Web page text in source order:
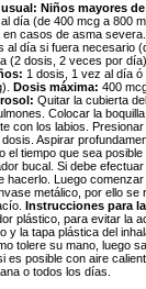
Niños mayores
día (de 400 mcg a 800
casos de asma severa.
al día si fuera necesario
(2 dosis, 2 veces por
1 dosis, 1 vez al día
Dosis máxima: 400
Quitar la cubierta
Colocar la
con los labios.
Aspirar
el tiempo que sea
bucal. Si debe
hacerlo. Luego
metálico, por ello
Instrucciones para
plástico, para evitar la
y la tapa plástica del
tolere su mano, luego
es posible con aire
o todos los días.